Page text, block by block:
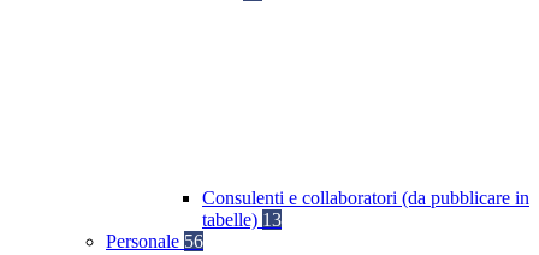
Consulenti e collaboratori (da pubblicare in
tabelle) 13
Personale 56